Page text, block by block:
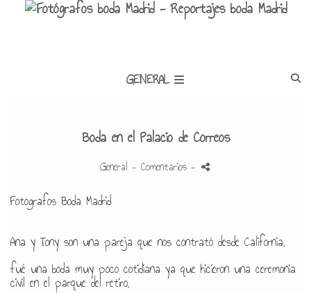
GENERAL
Boda en el Palacio de Correos
General - Comentarios -
Fotografos Boda Madrid
Ana y Tony son una pareja que nos contrató desde California,
fué una boda muy poco cotidiana ya que hicieron una ceremonia
civil en el parque del retiro,